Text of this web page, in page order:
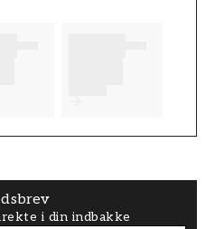
i din indbakke